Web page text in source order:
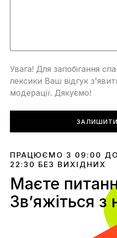
Увага! Для запобігання
лексики Ваш відгук
модерації. Дякуємо!
ЗАЛИШИТИ
ПРАЦЮЄМО З 09:00 ДО
22:30 БЕЗ ВИХІДНИХ
Маєте
Звʼяжіться з